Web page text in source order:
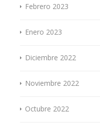
Febrero 2023
Enero 2023
Diciembre 2022
Noviembre 2022
Octubre 2022